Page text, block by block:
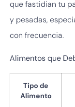
que fastidian tu
y pesadas,
con frecuencia.
Alimentos que
Tipo de
Alimento